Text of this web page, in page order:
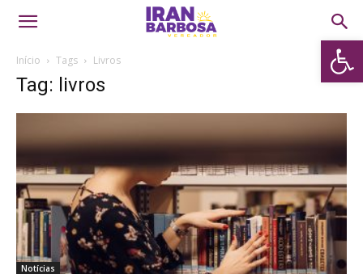
Abrir
Início Tags Livros
Tag: livros
Notícias